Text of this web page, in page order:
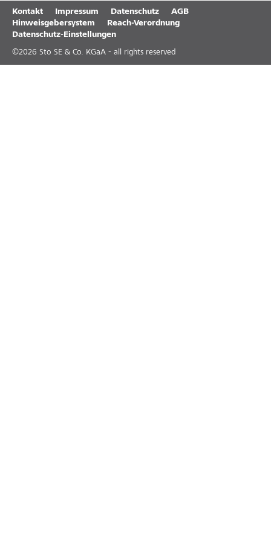
Kontakt Impressum Datenschutz
AGB
Hinweisgebersystem
Reach-Verordnung
Datenschutz-Einstellungen
©2026 Sto SE & Co. KGaA - all rights reserved